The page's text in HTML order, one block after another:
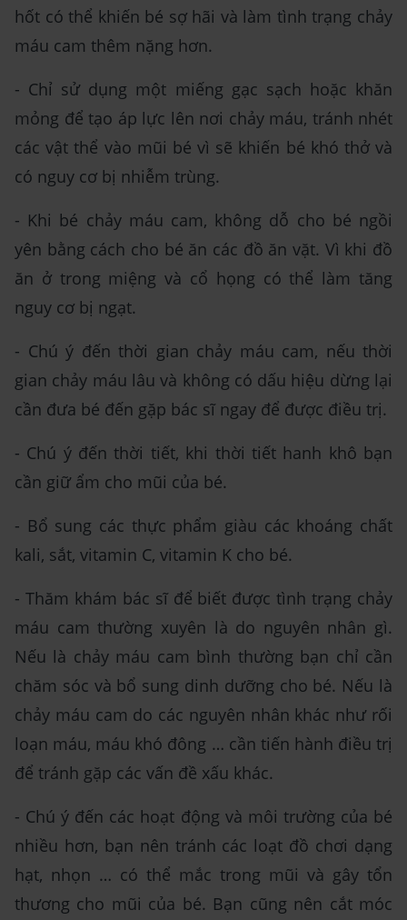
hốt có thể khiến bé sợ hãi và làm tình trạng chảy
máu cam thêm nặng hơn.
- Chỉ sử dụng một miếng gạc sạch hoặc khăn
mỏng để tạo áp lực lên nơi chảy máu, tránh nhét
các vật thể vào mũi bé vì sẽ khiến bé khó thở và
có nguy cơ bị nhiễm trùng.
- Khi bé chảy máu cam, không dỗ cho bé ngồi
yên bằng cách cho bé ăn các đồ ăn vặt. Vì khi đồ
ăn ở trong miệng và cổ họng có thể làm tăng
nguy cơ bị ngạt.
- Chú ý đến thời gian chảy máu cam, nếu thời
gian chảy máu lâu và không có dấu hiệu dừng lại
cần đưa bé đến gặp bác sĩ ngay để được điều trị.
- Chú ý đến thời tiết, khi thời tiết hanh khô bạn
cần giữ ẩm cho mũi của bé.
- Bổ sung các thực phẩm giàu các khoáng chất
kali, sắt, vitamin C, vitamin K cho bé.
- Thăm khám bác sĩ để biết được tình trạng chảy
máu cam thường xuyên là do nguyên nhân gì.
Nếu là chảy máu cam bình thường bạn chỉ cần
chăm sóc và bổ sung dinh dưỡng cho bé. Nếu là
chảy máu cam do các nguyên nhân khác như rối
loạn máu, máu khó đông … cần tiến hành điều trị
để tránh gặp các vấn đề xấu khác.
- Chú ý đến các hoạt động và môi trường của bé
nhiều hơn, bạn nên tránh các loạt đồ chơi dạng
hạt, nhọn … có thể mắc trong mũi và gây tổn
thương cho mũi của bé. Bạn cũng nên cắt móc